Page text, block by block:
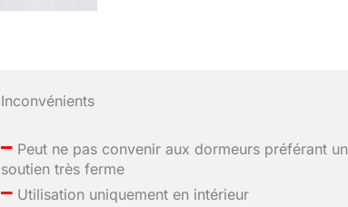
Inconvénients
– Peut ne pas convenir aux dormeurs préférant un
soutien très ferme
– Utilisation uniquement en intérieur